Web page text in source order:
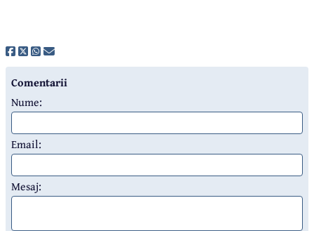
Comentarii
Nume:
Email:
Mesaj: